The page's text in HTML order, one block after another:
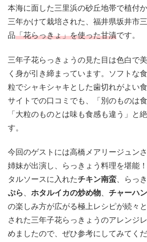
本海に面した三里浜の砂丘地帯で植付
三年かけて栽培された、福井県坂井市​
品「花らっきょ」を使った甘漬です。
三年子花らっきょうの見た目は色白で
く身が引き締まっています。ソフトな
粒でシャキシャキとした歯切れがよい
サイトでの口コミでも、「別のものは
「大粒のものとは味も食感も違う」と
す。
今回のゲストには高橋メアリージュン
姉妹が出演し、らっきょう料理を堪能
タルソースに入れたチキン南蛮 、らっ
ぷら
ホタルイカの炒め物 チャーハン
の楽しみ方が広がる極上レシピが続々
された三年子花らっきょうのアレンジ
めましたので、ぜひ参考にしてみてくだ